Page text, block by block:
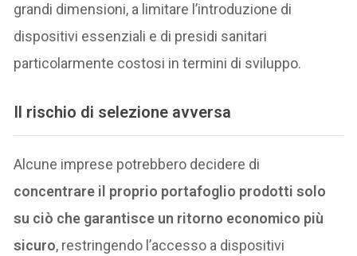
grandi dimensioni, a limitare l’introduzione di
dispositivi essenziali e di presidi sanitari
particolarmente costosi in termini di sviluppo.
Il rischio di selezione avversa
Alcune imprese potrebbero decidere di
concentrare il proprio portafoglio prodotti solo
su ciò che garantisce un ritorno economico più
sicuro, restringendo l’accesso a dispositivi